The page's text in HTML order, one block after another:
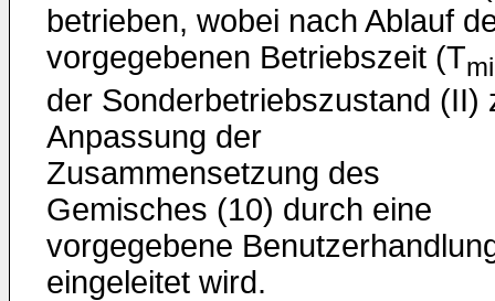
betrieben, wobei nach Ablauf
vorgegebenen Betriebszeit (T
der Sonderbetriebszustand (II)
Anpassung der
Zusammensetzung des
Gemisches (10) durch eine
vorgegebene
eingeleitet wird.